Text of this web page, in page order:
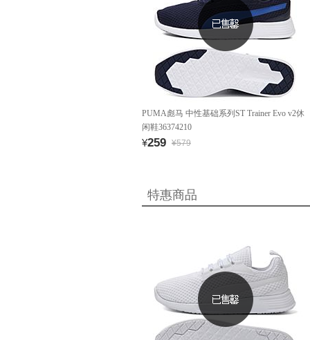
PUMA彪马 中性基础系列ST Trainer Evo v2休
闲鞋36374210
¥259 ¥579
特惠商品